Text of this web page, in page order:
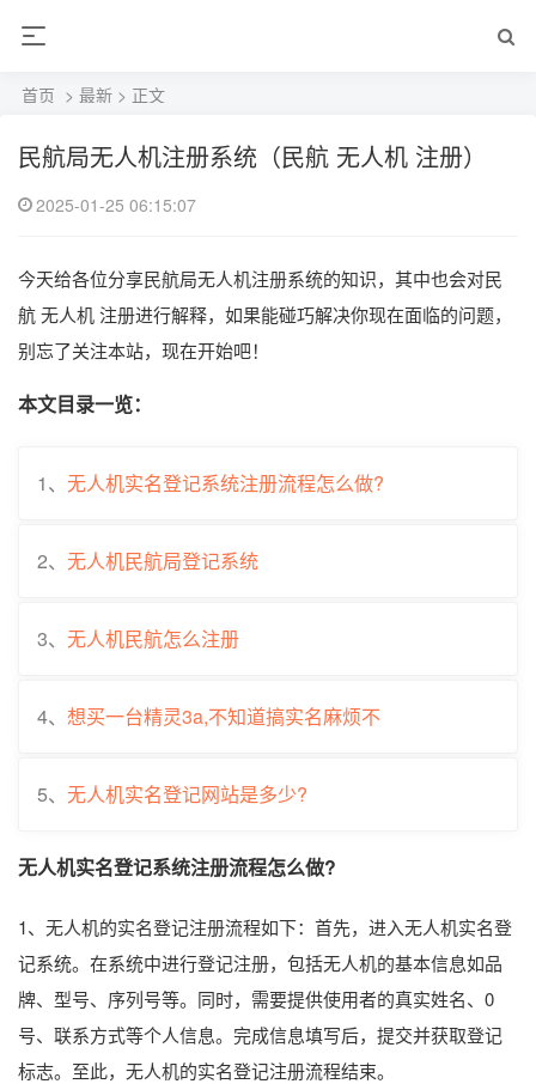
首页 > 最新 > 正文
民航局无人机注册系统（民航 无人机 注册）
2025-01-25 06:15:07
今天给各位分享民航局无人机注册系统的知识，其中也会对民
航 无人机 注册进行解释，如果能碰巧解决你现在面临的问题，
别忘了关注本站，现在开始吧！
本文目录一览：
1、 无人机实名登记系统注册流程怎么做?
2、 无人机民航局登记系统
3、 无人机民航怎么注册
4、 想买一台精灵3a,不知道搞实名麻烦不
5、 无人机实名登记网站是多少?
无人机实名登记系统注册流程怎么做?
1、无人机的实名登记注册流程如下：首先，进入无人机实名登
记系统。在系统中进行登记注册，包括无人机的基本信息如品
牌、型号、序列号等。同时，需要提供使用者的真实姓名、0
号、联系方式等个人信息。完成信息填写后，提交并获取登记
标志。至此，无人机的实名登记注册流程结束。